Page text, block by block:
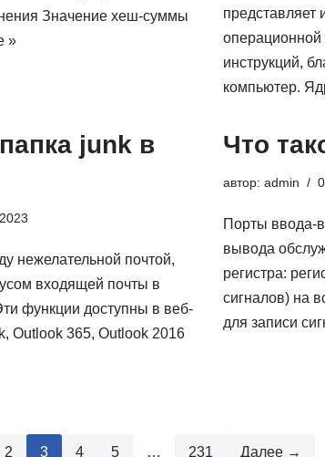
Значение хеш-суммы
»
представляет
инструкций,
компьютер.
junk в
нежелательной почтой,
входящей почты в
функции доступны в веб-
Outlook 365, Outlook 2016
Что
автор: admin
Порты ввода-
вывода
регистра:
сигналов) на
для записи
2 3 4 5 … 231 Далее →